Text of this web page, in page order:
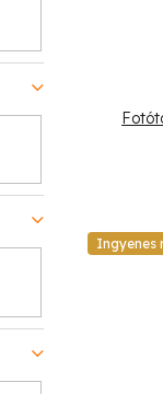
Ingyenes